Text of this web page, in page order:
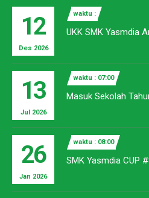
12
Des 2026
waktu :
UKK SMK Yasmdia
13
Jul 2026
waktu : 07:00
Masuk Sekolah
26
Jan 2026
waktu : 08:00
SMK Yasmdia CUP